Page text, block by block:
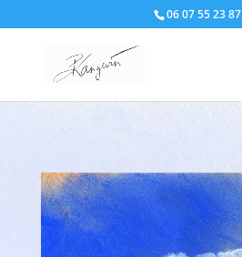
06 07 55 23 87